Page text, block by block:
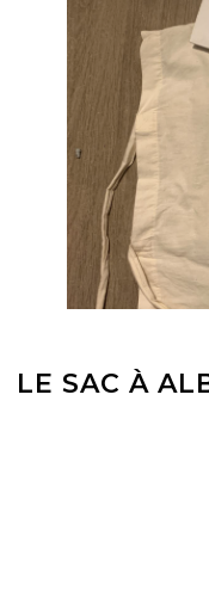
LE SAC À